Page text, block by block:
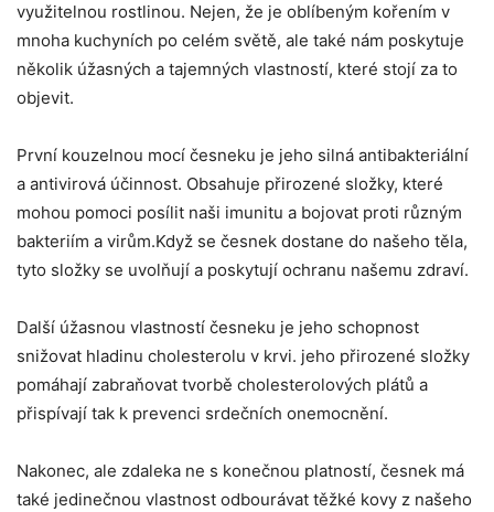
využitelnou⁤ rostlinou. Nejen, ⁤že je ⁢oblíbeným​ kořením ⁣v
mnoha⁣ kuchyních po ‌celém světě,⁤ ale také nám ⁤poskytuje
několik úžasných a tajemných vlastností,‌ které ⁣stojí ‍za​ to
‍objevit.
První‍ kouzelnou mocí česneku je jeho silná antibakteriální
a antivirová účinnost. Obsahuje přirozené složky, které
mohou pomoci posílit naši ​imunitu a bojovat proti různým
bakteriím a⁣ virům.Když⁤ se česnek dostane do našeho těla,
tyto složky se uvolňují a poskytují ‍ochranu našemu ⁢zdraví.
Další úžasnou ⁤vlastností ⁤česneku‍ je jeho schopnost
snižovat hladinu cholesterolu v krvi. jeho přirozené složky⁤
pomáhají zabraňovat tvorbě cholesterolových plátů a
přispívají tak k prevenci srdečních onemocnění.
Nakonec, ale zdaleka ⁣ne s konečnou platností, česnek má
také jedinečnou⁣ vlastnost ⁤odbourávat ⁢těžké ​kovy z⁣ našeho